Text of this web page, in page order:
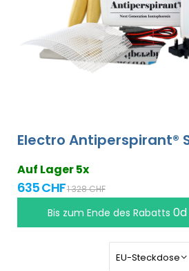
Electro Antiperspirant®
Auf Lager 5x
635 CHF1 328 CHF
Bis zum Ende des Rabatts